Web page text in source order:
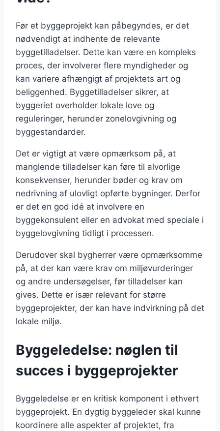
Før et byggeprojekt kan påbegyndes, er det
nødvendigt at indhente de relevante
byggetilladelser. Dette kan være en kompleks
proces, der involverer flere myndigheder og
kan variere afhængigt af projektets art og
beliggenhed. Byggetilladelser sikrer, at
byggeriet overholder lokale love og
reguleringer, herunder zonelovgivning og
byggestandarder.
Det er vigtigt at være opmærksom på, at
manglende tilladelser kan føre til alvorlige
konsekvenser, herunder bøder og krav om
nedrivning af ulovligt opførte bygninger. Derfor
er det en god idé at involvere en
byggekonsulent eller en advokat med speciale i
byggelovgivning tidligt i processen.
Derudover skal bygherrer være opmærksomme
på, at der kan være krav om miljøvurderinger
og andre undersøgelser, før tilladelser kan
gives. Dette er især relevant for større
byggeprojekter, der kan have indvirkning på det
lokale miljø.
Byggeledelse: nøglen til
succes i byggeprojekter
Byggeledelse er en kritisk komponent i ethvert
byggeprojekt. En dygtig byggeleder skal kunne
koordinere alle aspekter af projektet, fra